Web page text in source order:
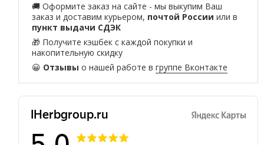
🚚 Оформите заказ на сайте - мы выкупим Ваш
заказ и доставим курьером, почтой России или в
пункт выдачи СДЭК
🎁 Получите кэшбек с каждой покупки и
накопительную скидку
😀 Отзывы о нашей работе вгруппе Вконтакте